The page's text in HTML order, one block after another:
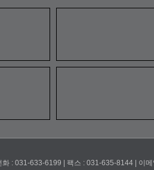
: 031-633-6199 | 팩스 : 031-635-8144 | 이